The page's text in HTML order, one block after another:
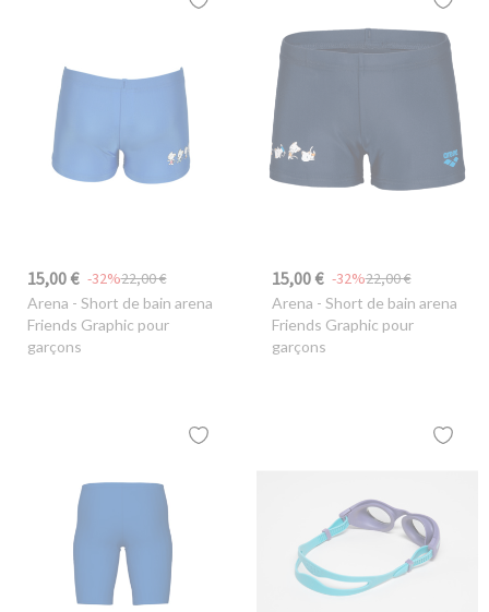
15,00 € 22,00 €
-32%
Arena - Short de bain arena
Friends Graphic pour
garçons
15,00 € 22,00 €
-32%
Arena - Short de bain arena
Friends Graphic pour
garçons